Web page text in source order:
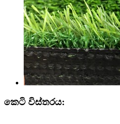
කෙටි විස්තරය: